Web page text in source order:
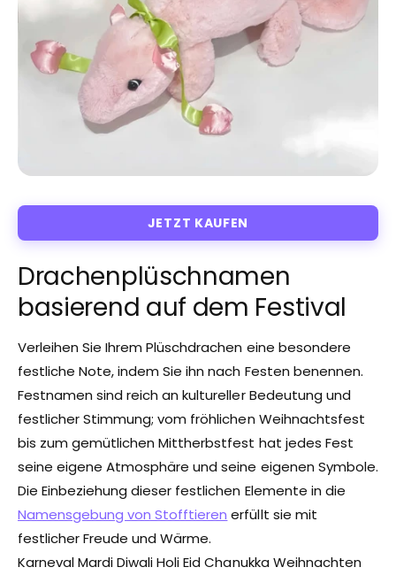
JETZT KAUFEN
Drachenplüschnamen
basierend auf dem Festival
Verleihen Sie Ihrem Plüschdrachen eine besondere
festliche Note, indem Sie ihn nach Festen benennen.
Festnamen sind reich an kultureller Bedeutung und
festlicher Stimmung; vom fröhlichen Weihnachtsfest
bis zum gemütlichen Mittherbstfest hat jedes Fest
seine eigene Atmosphäre und seine eigenen Symbole.
Die Einbeziehung dieser festlichen Elemente in die
Namensgebung von Stofftieren erfüllt sie mit
festlicher Freude und Wärme.
Karneval Mardi Diwali Holi Eid Chanukka Weihnachten